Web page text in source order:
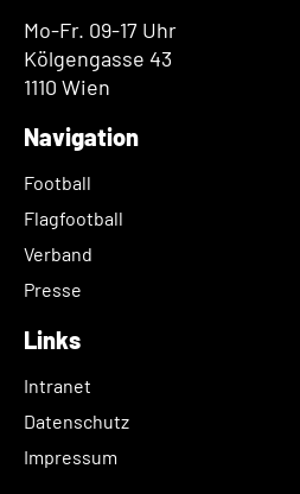
Mo-Fr. 09-17 Uhr
Kölgengasse 43
1110 Wien
Navigation
Football
Flagfootball
Verband
Presse
Links
Intranet
Datenschutz
Impressum